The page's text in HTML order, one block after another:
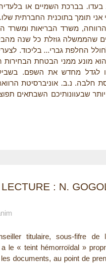
בעדו. בברכת השמיים או
תומך בתוכנית החברתית
משרד הבריאות ומשרד
השקלים שהממשלה גוזלת כל
החלפת גברי... בליכוד.
הוא מונע ממני הבטחת
לגדל מחדש את השפם.
חלבה. נ.ב. אוניברסיטת
שבעוונותיכם השבתאים
: N.
titulaire, sous-fifre
a le « teint hémorroïdal »
documents, au point de